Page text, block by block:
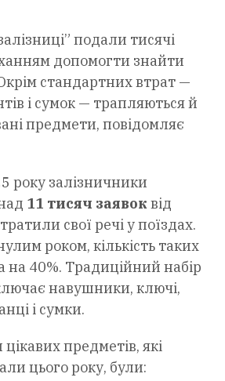
подали тисячі
допомогти знайти
стандартних втрат —
і сумок — трапляються й
предмети, повідомляє
року залізничники
11 тисяч заявок від
свої речі у поїздах.
роком, кількість таких
на 40%. Традиційний набір
навушники, ключі,
і сумки.
предметів, які
цього року, були: